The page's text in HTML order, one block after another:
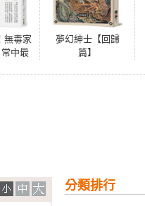
無毒家
中最
夢幻紳士【回歸
篇】
分類排行